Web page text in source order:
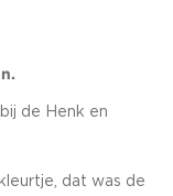
de Henk en
dat was de